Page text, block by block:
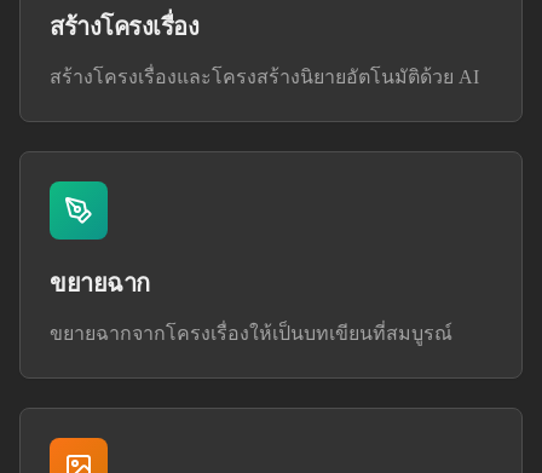
สร้างโครงเรื่อง
สร้างโครงเรื่องและโครงสร้างนิยายอัตโนมัติด้วย AI
ขยายฉาก
ขยายฉากจากโครงเรื่องให้เป็นบทเขียนที่สมบูรณ์